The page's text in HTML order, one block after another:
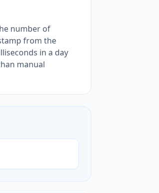
number of
from the
in a day
manual